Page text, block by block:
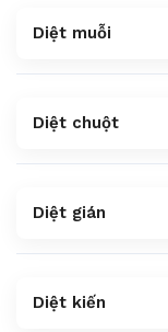
Diệt muỗi
Diệt chuột
Diệt gián
Diệt kiến